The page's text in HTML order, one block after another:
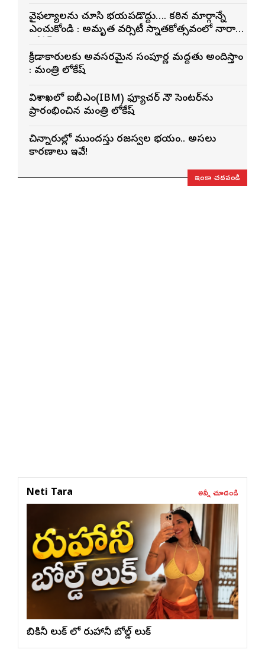
వైఫల్యాలను చూసి భయపడొద్దు…. కఠిన మార్గాన్నే
ఎంచుకోండి : అమృత వర్సిటీ స్నాతకోత్సవంలో నారా
క్రీడాకారులకు అవసరమైన సంపూర్ణ మద్దతు అందిస్తాం
: మంత్రి లోకేష్
విశాఖలో ఐబీఎం(IBM) ఫ్యూచర్ నౌ సెంటర్‌ను
ప్రారంభించిన మంత్రి లోకేష్
చిన్నారుల్లో ముందస్తు రజస్వల భయం.. అసలు
కారణాలు ఇవే!
ఇంకా చదవండి
Neti Tara అన్నీ చూడండి
బికినీ లుక్ లో రుహానీ బోల్డ్ లుక్